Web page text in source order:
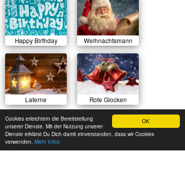
OK
Cookies erleichtern die Bereitstellung
unserer Dienste. Mit der Nutzung unserer
Dienste erklärst Du Dich damit einverstanden, dass wir Cookies
verwenden. Mehr Infos
Happy Birthday Weihnachtsmann
Laterne Rote Glocken